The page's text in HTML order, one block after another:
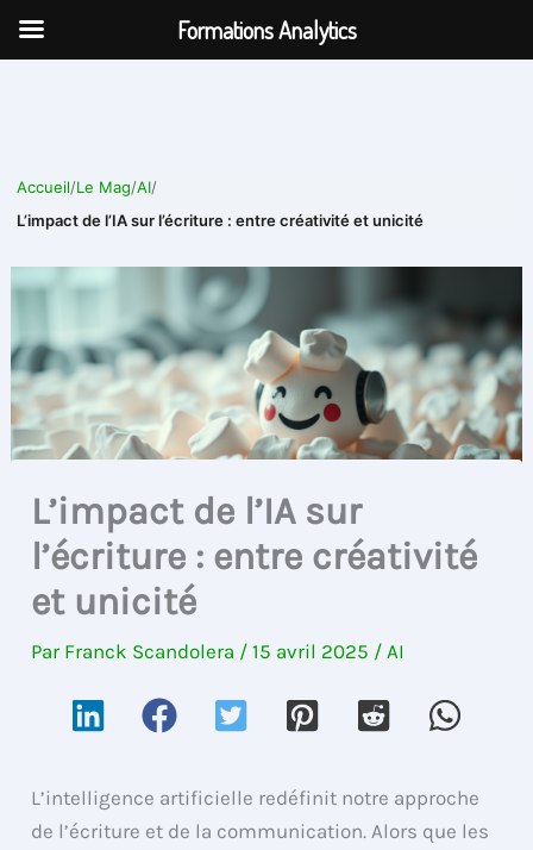
Aller
Accueil/Le Mag/AI/
L’impact de l’IA sur l’écriture : entre créativité et unicité
L’impact de l’IA sur
l’écriture : entre créativité
et unicité
Par Franck Scandolera /15 avril 2025 /AI
L’intelligence artificielle redéfinit notre approche
de l’écriture et de la communication. Alors que les
Formations Analytics